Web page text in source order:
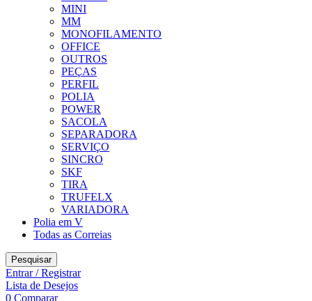
MINI
MM
MONOFILAMENTO
OFFICE
OUTROS
PEÇAS
PERFIL
POLIA
POWER
SACOLA
SEPARADORA
SERVIÇO
SINCRO
SKF
TIRA
TRUFELX
VARIADORA
Polia em V
Todas as Correias
Pesquisar
Entrar / Registrar
Lista de Desejos
0 Comparar